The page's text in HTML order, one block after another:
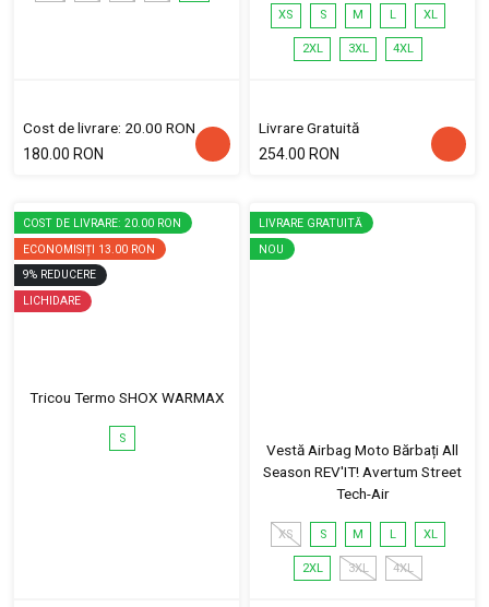
Cost de livrare: 20.00 RON
180.00 RON
XS S M L XL
2XL 3XL 4XL
Livrare Gratuită
254.00 RON
COST DE LIVRARE: 20.00 RON
ECONOMISIȚI 13.00 RON
9% REDUCERE
LICHIDARE
Tricou Termo SHOX WARMAX
S
LIVRARE GRATUITĂ
NOU
Vestă Airbag Moto Bărbați All
Season REV'IT! Avertum Street
Tech-Air
XS S M L XL
2XL 3XL 4XL